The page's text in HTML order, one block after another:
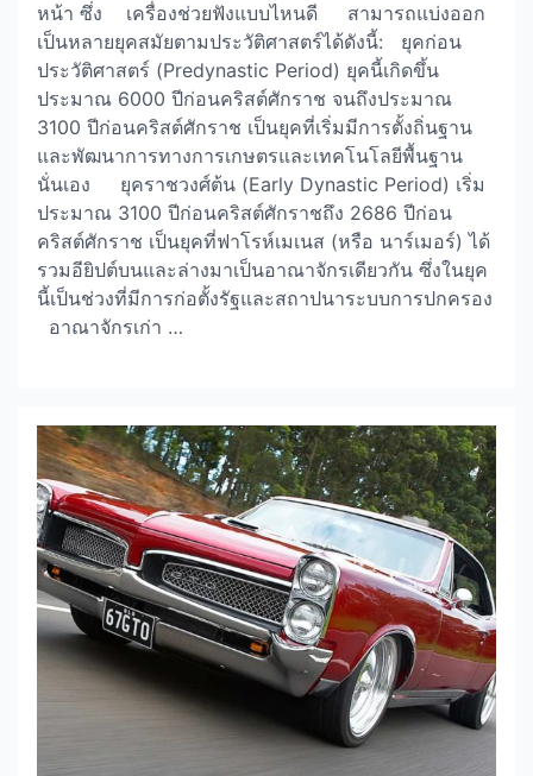
หน้า ซึ่ง เครื่องช่วยฟังแบบไหนดี สามารถแบ่งออก
เป็นหลายยุคสมัยตามประวัติศาสตร์ได้ดังนี้: ยุคก่อน
ประวัติศาสตร์ (Predynastic Period) ยุคนี้เกิดขึ้น
ประมาณ 6000 ปีก่อนคริสต์ศักราช จนถึงประมาณ
3100 ปีก่อนคริสต์ศักราช เป็นยุคที่เริ่มมีการตั้งถิ่นฐาน
และพัฒนาการทางการเกษตรและเทคโนโลยีพื้นฐาน
นั่นเอง ยุคราชวงศ์ต้น (Early Dynastic Period) เริ่ม
ประมาณ 3100 ปีก่อนคริสต์ศักราชถึง 2686 ปีก่อน
คริสต์ศักราช เป็นยุคที่ฟาโรห์เมเนส (หรือ นาร์เมอร์) ได้
รวมอียิปต์บนและล่างมาเป็นอาณาจักรเดียวกัน ซึ่งในยุค
นี้เป็นช่วงที่มีการก่อตั้งรัฐและสถาปนาระบบการปกครอง
อาณาจักรเก่า …